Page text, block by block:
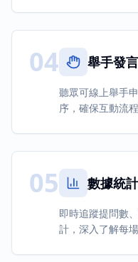
04 舉手發
聽眾可線上舉手
序，確保互動流程
05 數據統
即時追蹤提問數
計，深入了解每